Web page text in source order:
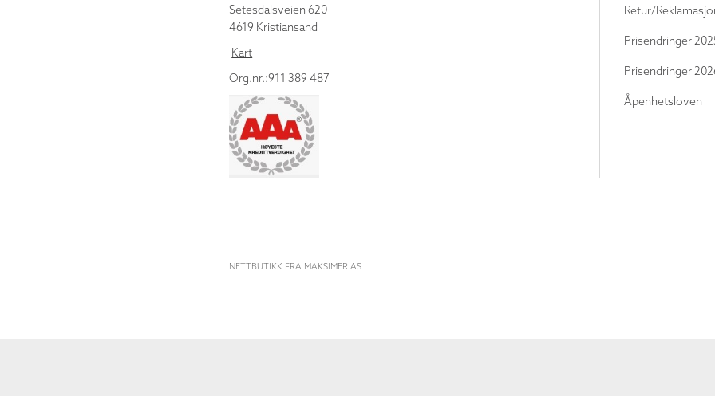
Setesdalsveien 620
4619 Kristiansand
Kart
Org.nr.:911 389 487
Retur/
Prisendringer
Prisendringer
Åpenhetsloven
NETTBUTIKK FRA MAKSIMER AS